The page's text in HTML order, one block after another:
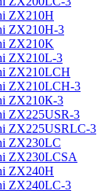
ZX210H
ZX210H-3
ZX210K
ZX210L-3
ZX210LCH
ZX210LCH-3
ZX210К-3
ZX225USR-3
ZX225USRLC-3
ZX230LC
ZX230LCSA
ZX240H
ZX240LC-3